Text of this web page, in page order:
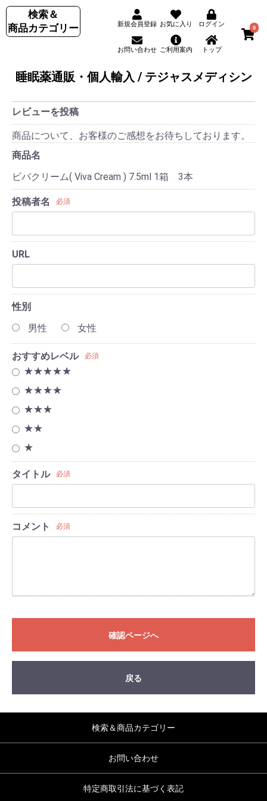
検索＆
商品カテゴリー
新規会員登録 お気に入り ログイン
お問い合わせ ご利用案内 トップ
0
睡眠薬通販・個人輸入 / テジャスメディシン
レビューを投稿
商品について、お客様のご感想をお待ちしております。
商品名
ビバクリーム( Viva Cream ) 7.5ml 1箱 3本
投稿者名 必須
URL
性別
男性
女性
おすすめレベル 必須
★★★★★
★★★★
★★★
★★
★
タイトル 必須
コメント 必須
確認ページへ
戻る
検索＆商品カテゴリー
お問い合わせ
特定商取引法に基づく表記